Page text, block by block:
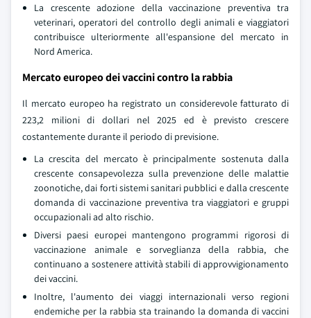
La crescente adozione della vaccinazione preventiva tra
veterinari, operatori del controllo degli animali e viaggiatori
contribuisce ulteriormente all'espansione del mercato in
Nord America.
Mercato europeo dei vaccini contro la rabbia
Il mercato europeo ha registrato un considerevole fatturato di
223,2 milioni di dollari nel 2025 ed è previsto crescere
costantemente durante il periodo di previsione.
La crescita del mercato è principalmente sostenuta dalla
crescente consapevolezza sulla prevenzione delle malattie
zoonotiche, dai forti sistemi sanitari pubblici e dalla crescente
domanda di vaccinazione preventiva tra viaggiatori e gruppi
occupazionali ad alto rischio.
Diversi paesi europei mantengono programmi rigorosi di
vaccinazione animale e sorveglianza della rabbia, che
continuano a sostenere attività stabili di approvvigionamento
dei vaccini.
Inoltre, l'aumento dei viaggi internazionali verso regioni
endemiche per la rabbia sta trainando la domanda di vaccini